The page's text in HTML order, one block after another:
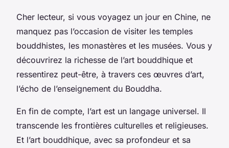
Cher lecteur, si vous voyagez un jour en Chine, ne
manquez pas l’occasion de visiter les temples
bouddhistes, les monastères et les musées. Vous y
découvrirez la richesse de l’art bouddhique et
ressentirez peut-être, à travers ces œuvres d’art,
l’écho de l’enseignement du Bouddha.
En fin de compte, l’art est un langage universel. Il
transcende les frontières culturelles et religieuses.
Et l’art bouddhique, avec sa profondeur et sa